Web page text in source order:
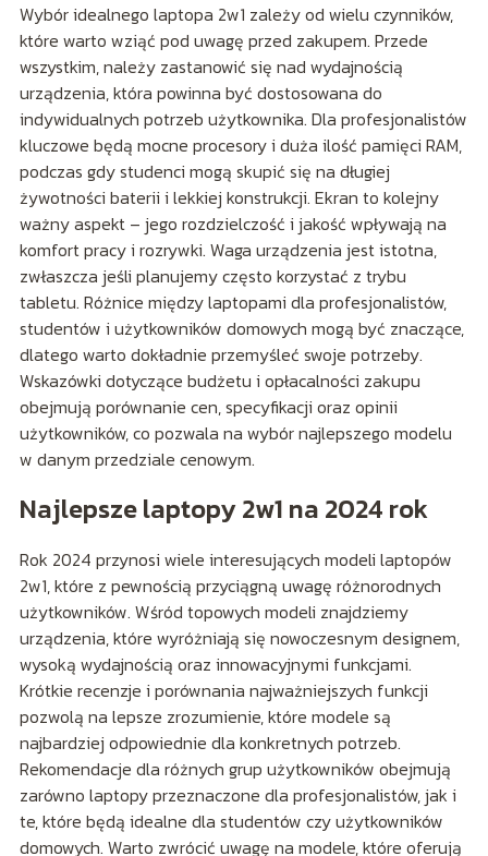
Wybór idealnego laptopa 2w1 zależy od wielu czynników,
które warto wziąć pod uwagę przed zakupem. Przede
wszystkim, należy zastanowić się nad wydajnością
urządzenia, która powinna być dostosowana do
indywidualnych potrzeb użytkownika. Dla profesjonalistów
kluczowe będą mocne procesory i duża ilość pamięci RAM,
podczas gdy studenci mogą skupić się na długiej
żywotności baterii i lekkiej konstrukcji. Ekran to kolejny
ważny aspekt – jego rozdzielczość i jakość wpływają na
komfort pracy i rozrywki. Waga urządzenia jest istotna,
zwłaszcza jeśli planujemy często korzystać z trybu
tabletu. Różnice między laptopami dla profesjonalistów,
studentów i użytkowników domowych mogą być znaczące,
dlatego warto dokładnie przemyśleć swoje potrzeby.
Wskazówki dotyczące budżetu i opłacalności zakupu
obejmują porównanie cen, specyfikacji oraz opinii
użytkowników, co pozwala na wybór najlepszego modelu
w danym przedziale cenowym.
Najlepsze laptopy 2w1 na 2024 rok
Rok 2024 przynosi wiele interesujących modeli laptopów
2w1, które z pewnością przyciągną uwagę różnorodnych
użytkowników. Wśród topowych modeli znajdziemy
urządzenia, które wyróżniają się nowoczesnym designem,
wysoką wydajnością oraz innowacyjnymi funkcjami.
Krótkie recenzje i porównania najważniejszych funkcji
pozwolą na lepsze zrozumienie, które modele są
najbardziej odpowiednie dla konkretnych potrzeb.
Rekomendacje dla różnych grup użytkowników obejmują
zarówno laptopy przeznaczone dla profesjonalistów, jak i
te, które będą idealne dla studentów czy użytkowników
domowych. Warto zwrócić uwagę na modele, które oferują